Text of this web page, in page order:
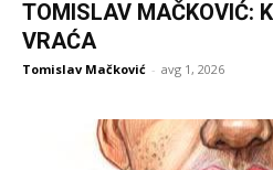
TOMISLAV MAČKOVIĆ:
VRAĆA
Tomislav Mačković - avg 1, 2026